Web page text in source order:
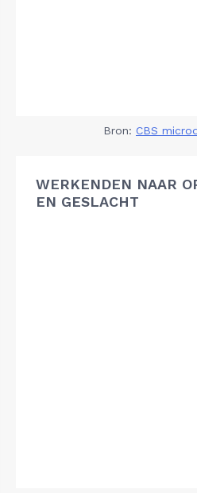
Bron: CBS
WERKENDEN NAAR
EN GESLACHT